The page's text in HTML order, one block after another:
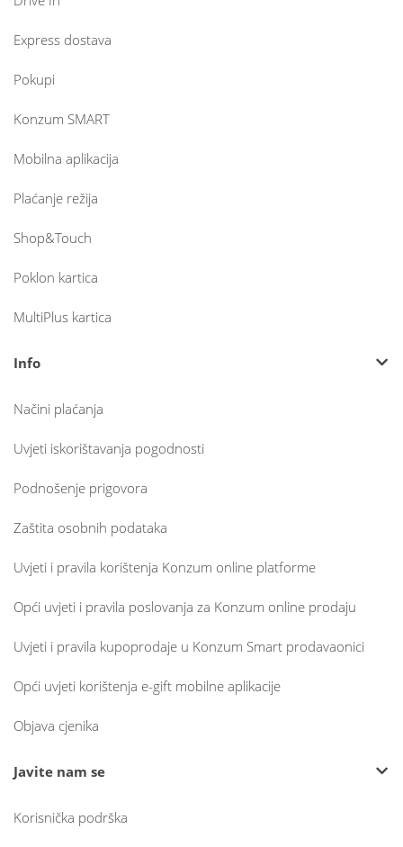
Express dostava
Pokupi
Konzum SMART
Mobilna aplikacija
Plaćanje režija
Shop&Touch
Poklon kartica
MultiPlus kartica
Info
Načini plaćanja
Uvjeti iskorištavanja pogodnosti
Podnošenje prigovora
Zaštita osobnih podataka
Uvjeti i pravila korištenja Konzum online platforme
Opći uvjeti i pravila poslovanja za Konzum online prodaju
Uvjeti i pravila kupoprodaje u Konzum Smart prodavaonici
Opći uvjeti korištenja e-gift mobilne aplikacije
Objava cjenika
Javite nam se
Korisnička podrška